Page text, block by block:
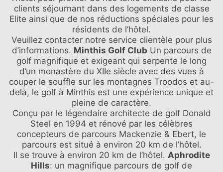
LE GROUPE
NOS HÔTELS
DES OFFRES
CLASSE ELITE
SPA ELIXIR
HÔTELS DIVERTISSEMENT ET
ÉVÉNEMENTS
ACTIVITÉS
RÉUNIONS
CONTACT
ONLINE CHECK-IN
clients séjournant dans des logements de classe
Elite ainsi que de nos réductions spéciales pour les
résidents de l’hôtel.
Veuillez contacter notre service clientèle pour plus
d’informations. Minthis Golf Club Un parcours de
golf magnifique et exigeant qui serpente le long
d’un monastère du XIIe siècle avec des vues à
couper le souffle sur les montagnes Troodos et au-
delà, le golf à Minthis est une expérience unique et
pleine de caractère.
Conçu par le légendaire architecte de golf Donald
Steel en 1994 et rénové par les célèbres
concepteurs de parcours Mackenzie & Ebert, le
parcours est situé à environ 20 km de l’hôtel.
Il se trouve à environ 20 km de l’hôtel. Aphrodite
Hills: un magnifique parcours de golf de